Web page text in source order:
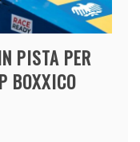
PISTA PER
BOXXICO